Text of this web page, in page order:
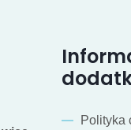
Polityka